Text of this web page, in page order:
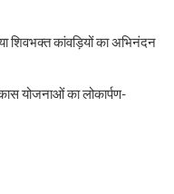
शिवभक्त कांवड़ियों का अभिनंदन
योजनाओं का लोकार्पण-